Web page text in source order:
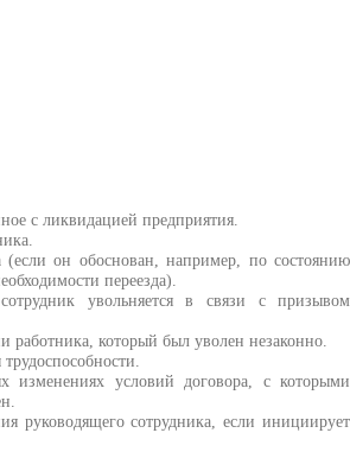
с ликвидацией предприятия.
(если он обоснован, например, по состоянию
переезда).
увольняется в связи с призывом
работника, который был уволен незаконно.
изменениях условий договора, с которыми
руководящего сотрудника, если инициирует